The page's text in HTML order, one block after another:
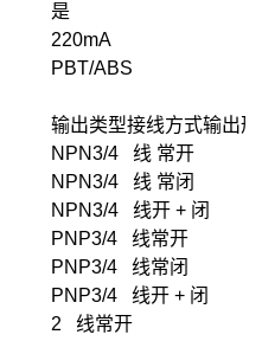
是
220mA
PBT/ABS
输出类型接线方式输出
NPN3/4 线 常开
NPN3/4 线 常闭
NPN3/4 线开 + 闭
PNP3/4 线常开
PNP3/4 线常闭
PNP3/4 线开 + 闭
2 线常开